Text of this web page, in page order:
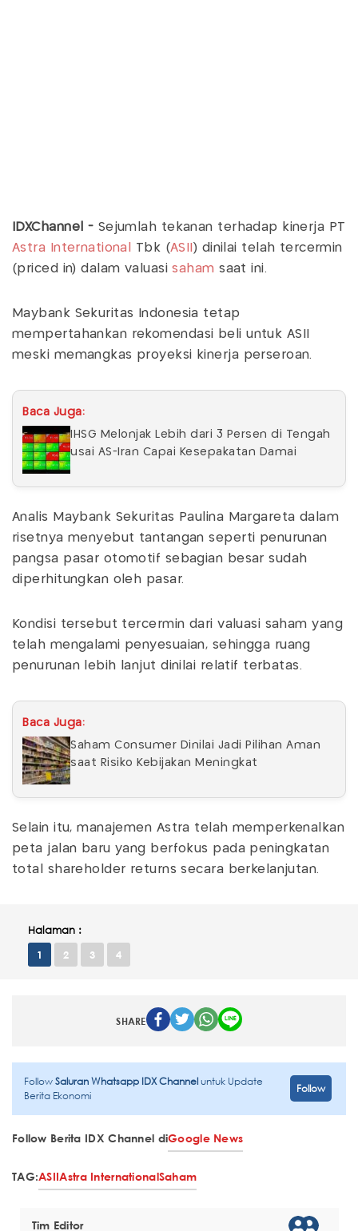
IDXChannel - Sejumlah tekanan terhadap kinerja PT
Astra International
Tbk (ASII ) dinilai telah tercermin
(priced in) dalam valuasisaham saat ini.
Maybank Sekuritas Indonesia tetap
mempertahankan rekomendasi beli untuk ASII
meski memangkas proyeksi kinerja perseroan.
Baca Juga:
IHSG Melonjak Lebih dari 3 Persen di Tengah
usai AS-Iran Capai Kesepakatan Damai
Analis Maybank Sekuritas Paulina Margareta dalam
risetnya menyebut tantangan seperti penurunan
pangsa pasar otomotif sebagian besar sudah
diperhitungkan oleh pasar.
Kondisi tersebut tercermin dari valuasi saham yang
telah mengalami penyesuaian, sehingga ruang
penurunan lebih lanjut dinilai relatif terbatas.
Baca Juga:
Saham Consumer Dinilai Jadi Pilihan Aman
saat Risiko Kebijakan Meningkat
Selain itu, manajemen Astra telah memperkenalkan
peta jalan baru yang berfokus pada peningkatan
total shareholder returns secara berkelanjutan.
Halaman :
1 2 3 4
SHARE
FollowSaluran Whatsapp IDX Channeluntuk Update
Berita Ekonomi
Follow
Follow Berita IDX Channel diGoogle News
TAG:ASIIAstra InternationalSaham
Tim Editor